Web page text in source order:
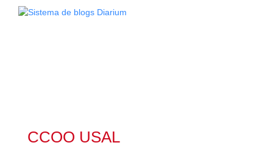
CCOO USAL